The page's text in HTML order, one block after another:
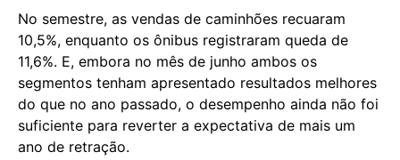
No semestre, as vendas de caminhões recuaram
10,5%, enquanto os ônibus registraram queda de
11,6%. E, embora no mês de junho ambos os
segmentos tenham apresentado resultados melhores
do que no ano passado, o desempenho ainda não foi
suficiente para reverter a expectativa de mais um
ano de retração.